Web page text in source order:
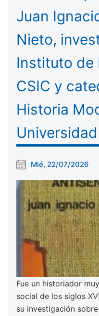
Juan
Nieto,
Instituto de
CSIC y
Historia
Mié, 22/07/2026
Fue un historiador
social de los siglos
su investigación